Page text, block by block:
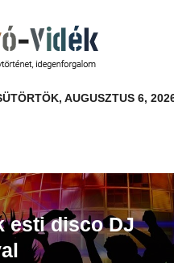
AUGUSZTUS 6,
esti disco DJ